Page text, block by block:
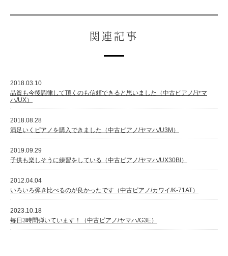
関連記事
2018.03.10
品質も今後調律して頂くのも信頼できると思いました（中古ピアノ/ヤマ
ハ/UX）
2018.08.28
満足いくピアノを購入できました（中古ピアノ/ヤマハ/U3M）
2019.09.29
子供も楽しそうに練習をしている（中古ピアノ/ヤマハ/UX30Bl）
2012.04.04
いろいろ弾き比べるのが良かったです（中古ピアノ/カワイ/K-71AT）
2023.10.18
毎日3時間弾いています！（中古ピアノ/ヤマハ/G3E）